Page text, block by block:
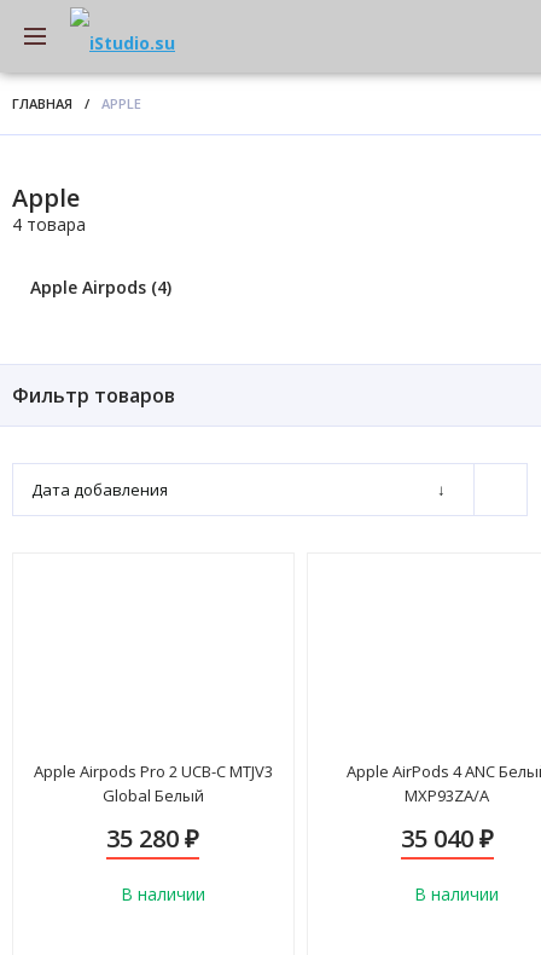
ГЛАВНАЯ / APPLE
Apple
4 товара
Apple Airpods (4)
Фильтр товаров
Дата добавления ↓
Apple Airpods Pro 2 UCB-C MTJV3
Global Белый
35 280₽
В наличии
Apple AirPods 4 ANC
MXP93ZA/A
35 040 ₽
В наличии